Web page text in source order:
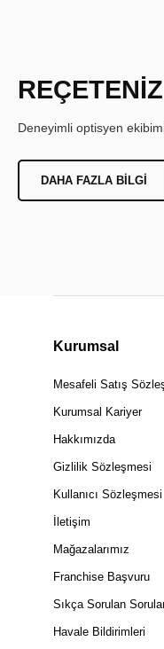
Deneyimli optisyen
DAHA FAZLA BILGI
Kurumsal
Mesafeli Satış
Kurumsal Kariyer
Hakkımızda
Gizlilik Sözleşmesi
Kullanıcı Sözleşmesi
İletişim
Mağazalarımız
Franchise Başvuru
Sıkça Sorulan
Havale Bildirimleri